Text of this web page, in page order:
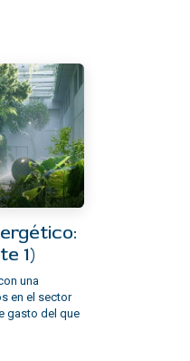
1)
una
en el sector
gasto del que